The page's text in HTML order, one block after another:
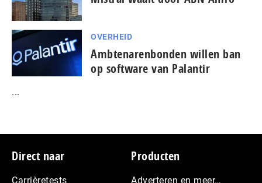
OVERHEID
Ambtenarenbonden willen ban
op software van Palantir
...
Footer
Direct naar
Carrièretests
Producten
Adverteren en meer…